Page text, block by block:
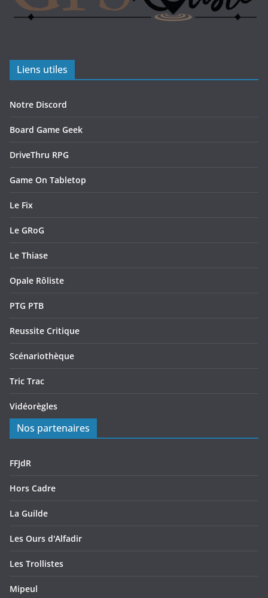
Liens utiles
Notre Discord
Board Game Geek
DriveThru RPG
Game On Tabletop
Le Fix
Le GRoG
Le Thiase
Opale Rôliste
PTG PTB
Reussite Critique
Scénariothèque
Tric Trac
Vidéorègles
Nos partenaires
FFJdR
Hors Cadre
La Guilde
Les Ours d'Alfadir
Les Trollistes
Mipeul